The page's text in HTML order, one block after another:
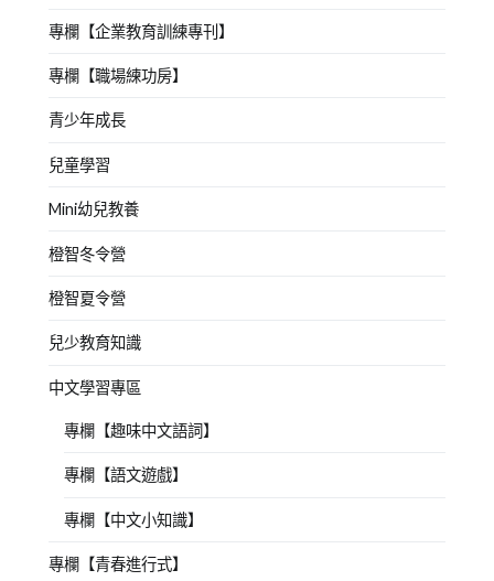
專欄【企業教育訓練專刊】
專欄【職場練功房】
青少年成長
兒童學習
Mini幼兒教養
橙智冬令營
橙智夏令營
兒少教育知識
中文學習專區
專欄【趣味中文語詞】
專欄【語文遊戲】
專欄【中文小知識】
專欄【青春進行式】